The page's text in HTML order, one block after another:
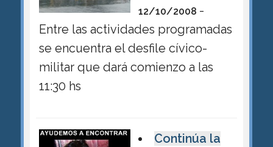
12/10/2008 -
Entre las actividades programadas
se encuentra el desfile cívico-
militar que dará comienzo a las
11:30 hs
Continúa la